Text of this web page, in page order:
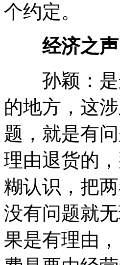
个约定。
经济之
孙颖：是
的地方，这
题，就是有
理由退货的
糊认识，把
没有问题就
果是有理由